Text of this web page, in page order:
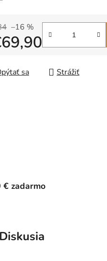
–16 %
sa Strážiť
€ zadarmo
Diskusia